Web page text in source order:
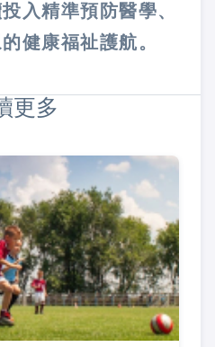
入精準預防醫學、
健康福祉護航。
更多